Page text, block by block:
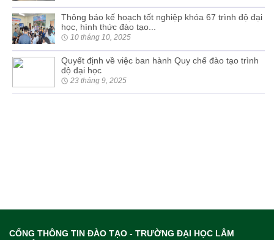
Thông báo kế hoạch tốt nghiệp khóa 67 trình độ đại
học, hình thức đào tạo...
10 tháng 10, 2025
Quyết định về việc ban hành Quy chế đào tạo trình
độ đại học
23 tháng 9, 2025
CỔNG THÔNG TIN ĐÀO TẠO - TRƯỜNG ĐẠI HỌC LÂM